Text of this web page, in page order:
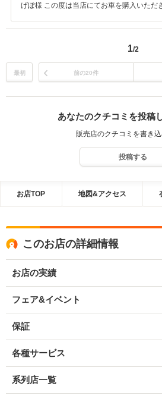
げぽ様 この度は当店にてお車を購入いただき誠にありがとうございま
しく思います。 こちらこそ今後も整備など
1/2
最初 前の20件
あなたのクチコミを投稿
販売店のクチコミを書き込
投稿する
お店TOP 地図&アクセス
このお店の詳細情報
お店の実績
フェア&イベント
保証
各種サービス
系列店一覧